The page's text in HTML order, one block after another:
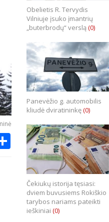
Share
Obelietis R. Tervydis
Vilniuje įsuko įmantrių
„buterbrodų“ verslą (0)
Panevėžio g. automobilis
kliudė dviratininkę(0)
Čekiukų istorija tęsiasi:
dviem buvusiems Rokiškio
tarybos nariams pateikti
ieškiniai (0)